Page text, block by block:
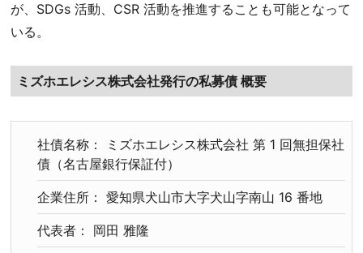
が、SDGs 活動、CSR 活動を推進することも可能となって
いる。
ミズホエレシス株式会社発行の私募債 概要
社債名称： ミズホエレシス株式会社 第 1 回無担保社
債（名古屋銀行保証付）
企業住所： 愛知県犬山市大字犬山字南山 16 番地
代表者： 岡田 雅隆